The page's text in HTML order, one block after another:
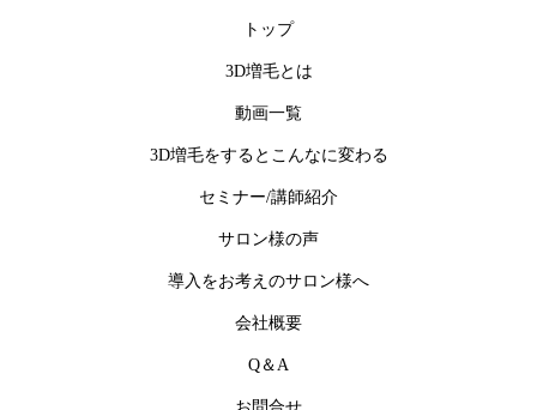
トップ
3D増毛とは
動画一覧
3D増毛をするとこんなに変わる
セミナー/講師紹介
サロン様の声
導入をお考えのサロン様へ
会社概要
Q＆A